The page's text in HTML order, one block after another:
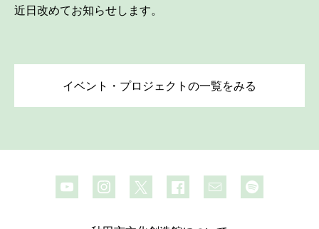
近日改めてお知らせします。
イベント・プロジェクトの一覧をみる